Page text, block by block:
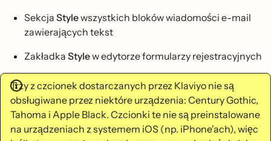
Sekcja Stylewszystkich bloków wiadomości e-mail
zawierających tekst
Zakładka Stylew edytorze formularzy rejestracyjnych
Trzy z czcionek dostarczanych przez Klaviyo nie są
obsługiwane przez niektóre urządzenia: Century Gothic,
Tahoma i Apple Black. Czcionki te nie są preinstalowane
na urządzeniach z systemem iOS (np. iPhone'ach), więc